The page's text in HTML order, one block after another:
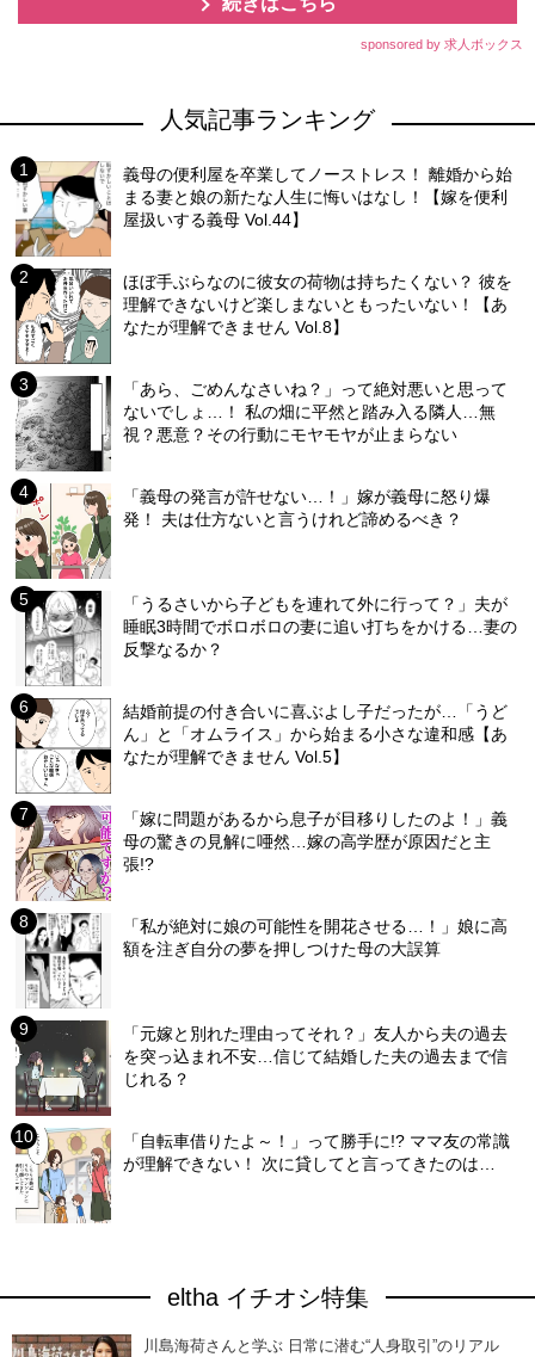
sponsored by 求人ボックス
人気記事ランキング
義母の便利屋を卒業してノーストレス！ 離婚から始
まる妻と娘の新たな人生に悔いはなし！【嫁を便利
屋扱いする義母 Vol.44】
ほぼ手ぶらなのに彼女の荷物は持ちたくない？ 彼を
理解できないけど楽しまないともったいない！【あ
なたが理解できません Vol.8】
「あら、ごめんなさいね？」って絶対悪いと思って
ないでしょ…！ 私の畑に平然と踏み入る隣人…無
視？悪意？その行動にモヤモヤが止まらない
「義母の発言が許せない…！」嫁が義母に怒り爆
発！ 夫は仕方ないと言うけれど諦めるべき？
「うるさいから子どもを連れて外に行って？」夫が
睡眠3時間でボロボロの妻に追い打ちをかける…妻の
反撃なるか？
結婚前提の付き合いに喜ぶよし子だったが…「うど
ん」と「オムライス」から始まる小さな違和感【あ
なたが理解できません Vol.5】
「嫁に問題があるから息子が目移りしたのよ！」義
母の驚きの見解に唖然…嫁の高学歴が原因だと主
張!?
「私が絶対に娘の可能性を開花させる…！」娘に高
額を注ぎ自分の夢を押しつけた母の大誤算
「元嫁と別れた理由ってそれ？」友人から夫の過去
を突っ込まれ不安…信じて結婚した夫の過去まで信
じれる？
「自転車借りたよ～！」って勝手に!? ママ友の常識
が理解できない！ 次に貸してと言ってきたのは…
eltha イチオシ特集
川島海荷さんと学ぶ 日常に潜む“人身取引”のリアル